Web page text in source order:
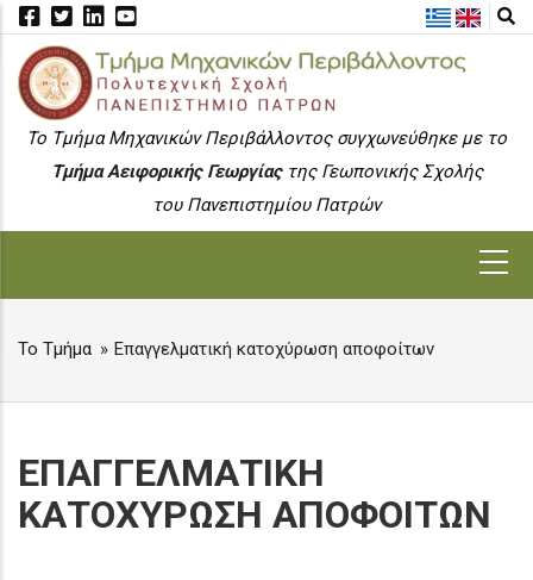
Skip
main
content
To Τμήμα Μηχανικών Περιβάλλοντος συγχωνεύθηκε με το
Τμήμα Αειφορικής Γεωργίαςτης Γεωπονικής Σχολής
του Πανεπιστημίου Πατρών
BREADCRUMB
Το Τμήμα Επαγγελματική κατοχύρωση αποφοίτων
ΕΠΑΓΓΕΛΜΑΤΙΚΗ
ΚΑΤΟΧΥΡΩΣΗ ΑΠΟΦΟΙΤΩΝ